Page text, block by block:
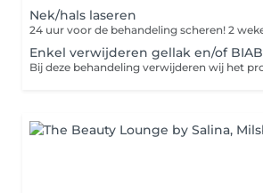
Nek/hals laseren
Enkel verwijderen gellak en/of BIAB